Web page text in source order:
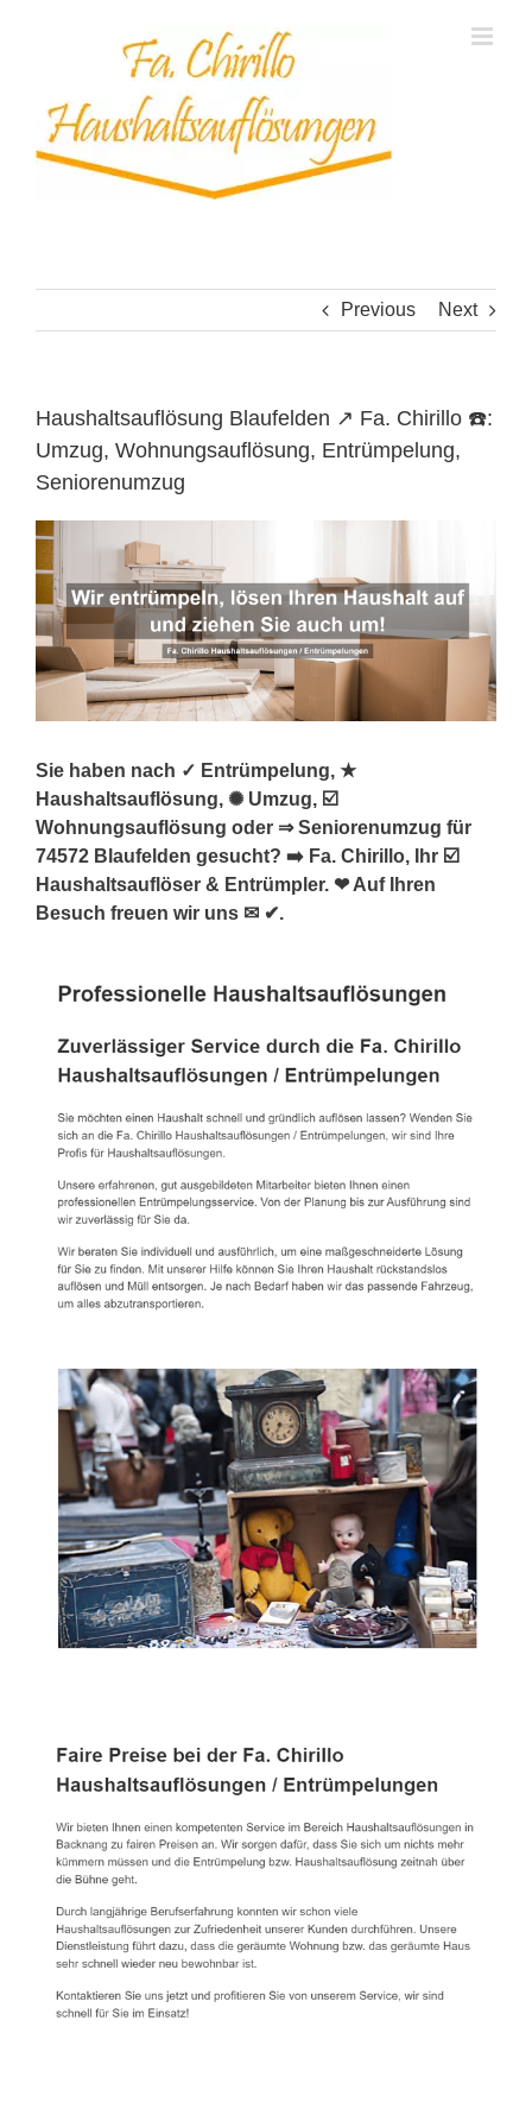
Previous Next
Haushaltsauflösung Blaufelden ↗️ Fa. Chirillo ☎️:
Umzug, Wohnungsauflösung, Entrümpelung,
Seniorenumzug
Sie haben nach ✓ Entrümpelung, ★
Haushaltsauflösung, ✺ Umzug, ☑️
Wohnungsauflösung oder ⇒ Seniorenumzug für
74572 Blaufelden gesucht? ➡️ Fa. Chirillo, Ihr ☑️
Haushaltsauflöser & Entrümpler. ❤ Auf Ihren
Besuch freuen wir uns ✉ ✔.